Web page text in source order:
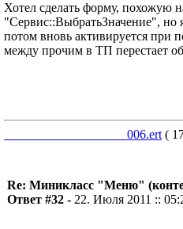
Хотел сделать форму, похожую
"Сервис::ВыбратьЗначение",
потом вновь активируется
между прочим в ТП перестает
___________________006.ert (
Re: Миникласс "Меню"
Ответ #32 - 22. Июля 2011 ::